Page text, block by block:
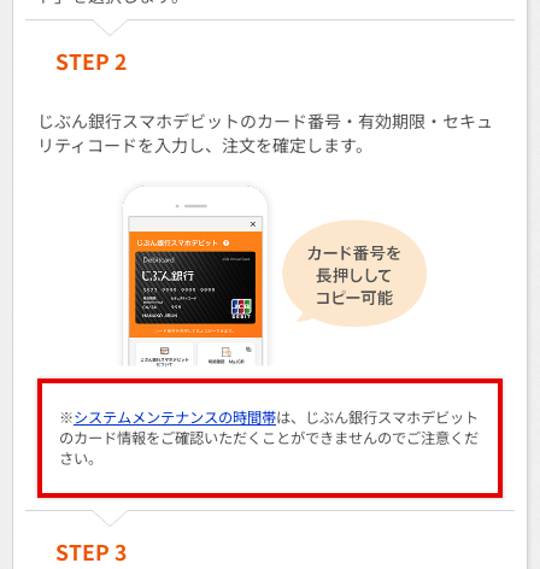
STEP 2
じぶん銀行スマホデビットのカード番号・有効期限・セキュ
リティコードを入力し、注文を確定します。
※システムメンテナンスの時間帯は、じぶん銀行スマホデビット
のカード情報をご確認いただくことができませんのでご注意くだ
さい。
STEP 3